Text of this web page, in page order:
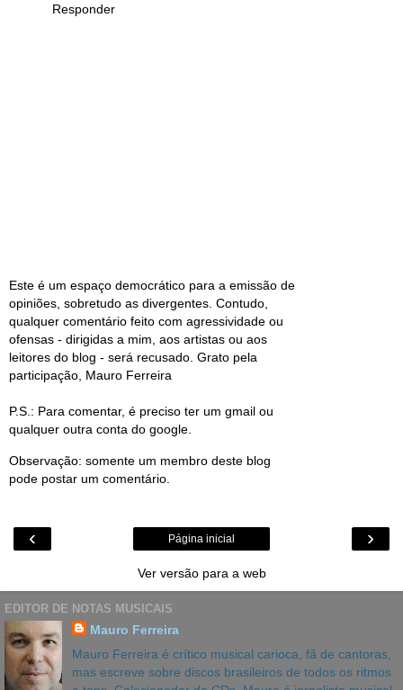
Responder
Este é um espaço democrático para a emissão de
opiniões, sobretudo as divergentes. Contudo,
qualquer comentário feito com agressividade ou
ofensas - dirigidas a mim, aos artistas ou aos
leitores do blog - será recusado. Grato pela
participação, Mauro Ferreira
P.S.: Para comentar, é preciso ter um gmail ou
qualquer outra conta do google.
Observação: somente um membro deste blog
pode postar um comentário.
‹ ›
Página inicial
Ver versão para a web
EDITOR DE NOTAS MUSICAIS
Mauro Ferreira
Mauro Ferreira é crítico musical carioca, fã de cantoras,
mas escreve sobre discos brasileiros de todos os ritmos